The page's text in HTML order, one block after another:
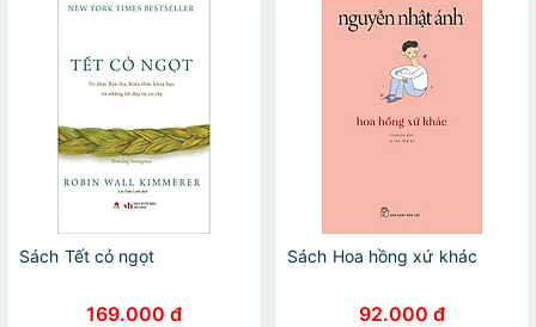
Sách Tết cỏ ngọt
169.000 đ
Sách Hoa hồng xứ khác
92.000 đ